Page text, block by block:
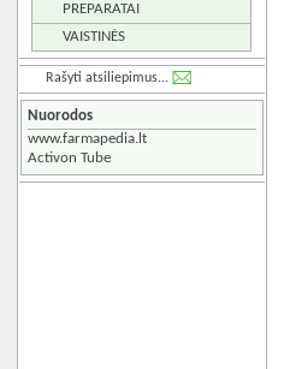
PREPARATAI
VAISTINĖS
Rašyti atsiliepimus...
Nuorodos
www.farmapedia.lt
Activon Tube